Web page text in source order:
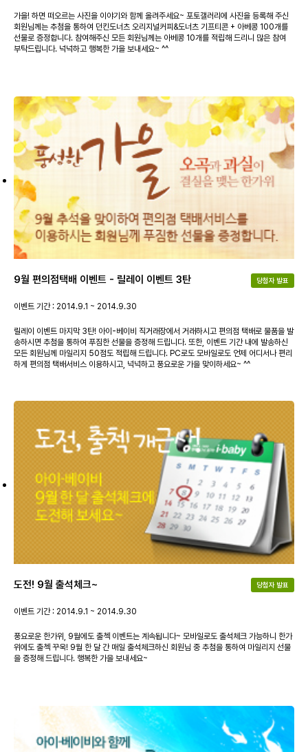
가을! 하면 떠오르는 사진을 이야기와 함께 올려주세요~ 포토갤러리에 사진을 등록해 주신
회원님께는 추첨을 통하여 던킨도너츠 오리지널커피&도너츠 기프티콘 + 아베콩 100개를
선물로 증정합니다. 참여해주신 모든 회원님께는 아베콩 10개를 적립해 드리니 많은 참여
부탁드립니다. 넉넉하고 행복한 가을 보내세요~ ^^
9월 편의점택배 이벤트 - 릴레이 이벤트 3탄 당첨자 발표
이벤트 기간 : 2014.9.1 ~ 2014.9.30
릴레이 이벤트 마지막 3탄! 아이-베이비 직거래장에서 거래하시고 편의점 택배로 물품을 발
송하시면 추첨을 통하여 푸짐한 선물을 증정해 드립니다. 또한, 이벤트 기간 내에 발송하신
모든 회원님께 마일리지 50점도 적립해 드립니다. PC로도 모바일로도 언제 어디서나 편리
하게 편의점 택배서비스 이용하시고, 넉넉하고 풍요로운 가을 맞이하세요~ ^^
도전! 9월 출석체크~ 당첨자 발표
이벤트 기간 : 2014.9.1 ~ 2014.9.30
풍요로운 한가위, 9월에도 출첵 이벤트는 계속됩니다~ 모바일로도 출석체크 가능하니 한가
위에도 출첵 꾸욱! 9월 한 달 간 매일 출석체크하신 회원님 중 추첨을 통하여 마일리지 선물
을 증정해 드립니다. 행복한 가을 보내세요~